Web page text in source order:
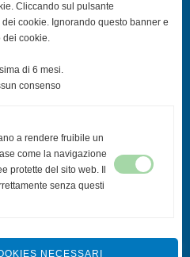
Castelfranco
Cliccando sul pulsante
cookie. Ignorando questo banner e
dei cookie.
di 6 mesi.
consenso
a rendere fruibile un
come la navigazione
protette del sito web. Il
senza questi
NECESSARI